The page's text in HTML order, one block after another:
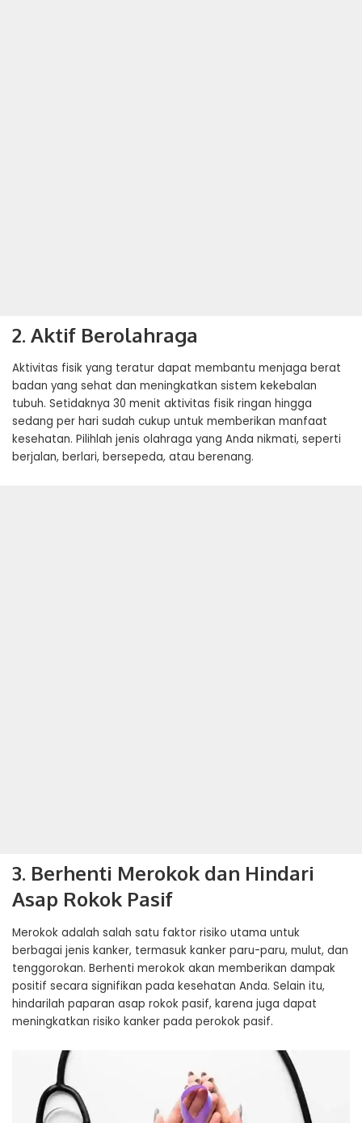
2. Aktif Berolahraga
Aktivitas fisik yang teratur dapat membantu menjaga berat
badan yang sehat dan meningkatkan sistem kekebalan
tubuh. Setidaknya 30 menit aktivitas fisik ringan hingga
sedang per hari sudah cukup untuk memberikan manfaat
kesehatan. Pilihlah jenis olahraga yang Anda nikmati, seperti
berjalan, berlari, bersepeda, atau berenang.
3. Berhenti Merokok dan Hindari
Asap Rokok Pasif
Merokok adalah salah satu faktor risiko utama untuk
berbagai jenis kanker, termasuk kanker paru-paru, mulut, dan
tenggorokan. Berhenti merokok akan memberikan dampak
positif secara signifikan pada kesehatan Anda. Selain itu,
hindarilah paparan asap rokok pasif, karena juga dapat
meningkatkan risiko kanker pada perokok pasif.